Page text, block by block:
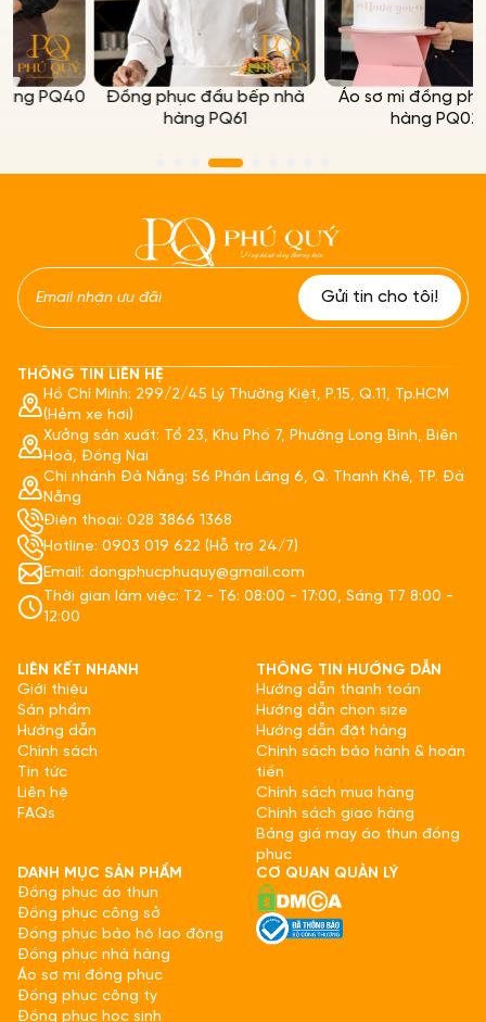
Đồng phục đầu bếp nhà
hàng PQ61
Áo sơ mi đồng phục nhà
hàng PQ02
THÔNG TIN LIÊN HỆ
Hồ Chí Minh: 299/2/45 Lý Thường Kiệt, P.15, Q.11, Tp.HCM
(Hẻm xe hơi)
Xưởng sản xuất: Tổ 23, Khu Phố 7, Phường Long Bình, Biên
Hoà, Đồng Nai
Chi nhánh Đà Nẵng: 56 Phần Lăng 6, Q. Thanh Khê, TP. Đà
Nẵng
Điện thoại: 028 3866 1368
Hotline: 0903 019 622 (Hỗ trợ 24/7)
Email: dongphucphuquy@gmail.com
Thời gian làm việc: T2 - T6: 08:00 - 17:00, Sáng T7 8:00 -
12:00
LIÊN KẾT NHANH
Giới thiệu
Sản phẩm
Hướng dẫn
Chính sách
Tin tức
Liên hệ
FAQs
THÔNG TIN HƯỚNG DẪN
Hướng dẫn thanh toán
Hướng dẫn chọn size
Hướng dẫn đặt hàng
Chính sách bảo hành & hoàn
tiền
Chính sách mua hàng
Chính sách giao hàng
Bảng giá may áo thun đồng
phục
DANH MỤC SẢN PHẨM
Đồng phục áo thun
Đồng phục công sở
Đồng phục bảo hộ lao động
Đồng phục nhà hàng
Áo sơ mi đồng phục
Đồng phục công ty
Đồng phục học sinh
CƠ QUAN QUẢN LÝ